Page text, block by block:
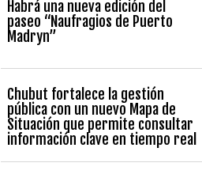
Habrá una nueva edición del
paseo “Naufragios de Puerto
Madryn”
Chubut fortalece la gestión
pública con un nuevo Mapa de
Situación que permite consultar
información clave en tiempo real